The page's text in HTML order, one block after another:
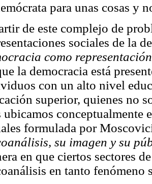
para unas cosas y
de este complejo de
sociales de la
como
la democracia está
con un alto nivel
superior, quienes no
ubicamos conceptualmente
formulada por
su imagen y su
en que ciertos sectores
en tanto